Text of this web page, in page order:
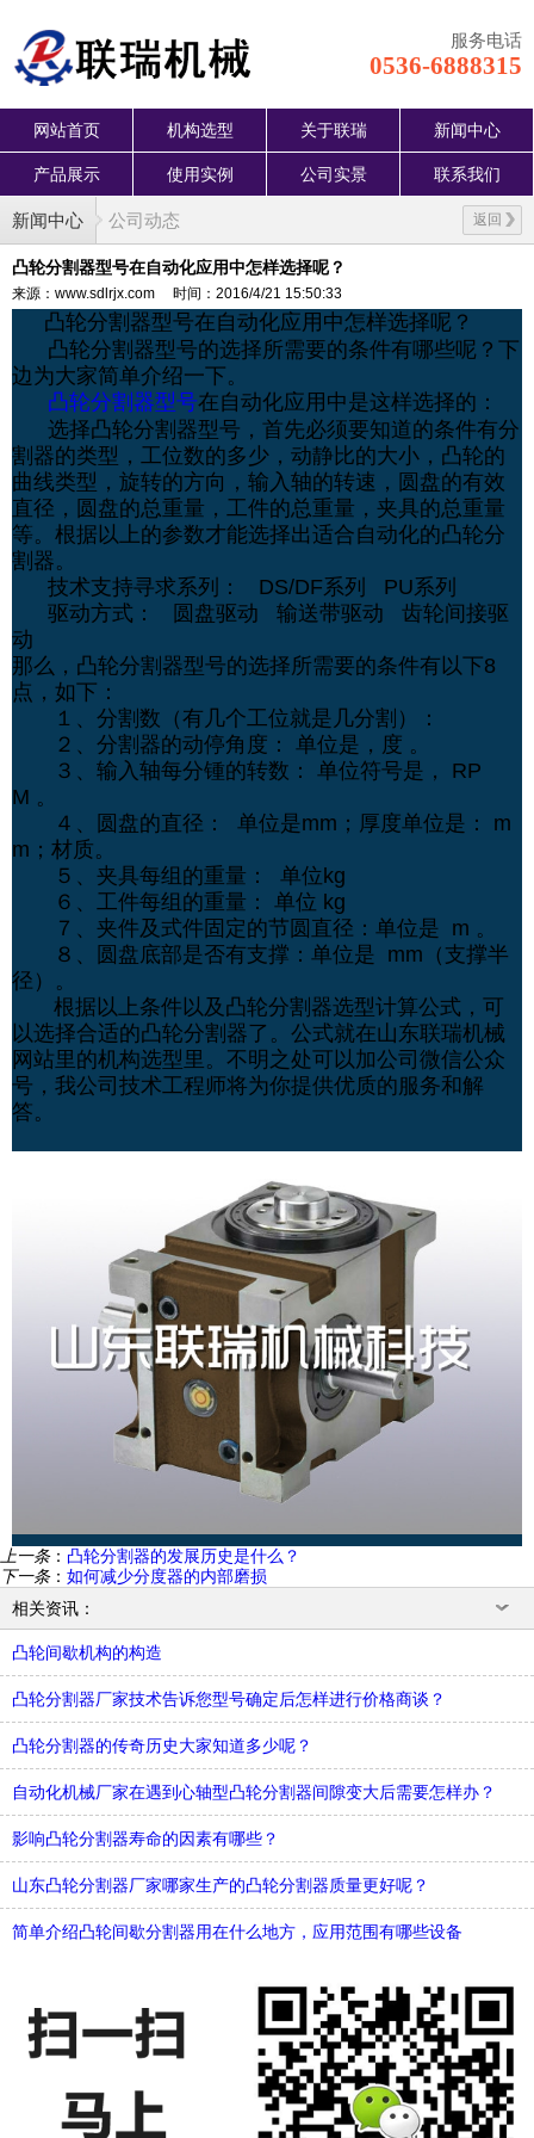
服务电话
0536-6888315
网站首页 机构选型 关于联瑞 新闻中心
产品展示 使用实例 公司实景 联系我们
新闻中心 返回
公司动态
凸轮分割器型号在自动化应用中怎样选择呢？
来源：www.sdlrjx.com 时间：2016/4/21 15:50:33
凸轮分割器型号在自动化应用中怎样选择呢？
凸轮分割器型号的选择所需要的条件有哪些呢？下
边为大家简单介绍一下。
凸轮分割器型号在自动化应用中是这样选择的：
选择凸轮分割器型号，首先必须要知道的条件有分
割器的类型，工位数的多少，动静比的大小，凸轮的
曲线类型，旋转的方向，输入轴的转速，圆盘的有效
直径，圆盘的总重量，工件的总重量，夹具的总重量
等。根据以上的参数才能选择出适合自动化的凸轮分
割器。
技术支持寻求系列： DS/DF系列 PU系列
驱动方式： 圆盘驱动 输送带驱动 齿轮间接驱
动
那么，凸轮分割器型号的选择所需要的条件有以下8
点，如下：
１、分割数（有几个工位就是几分割）：
２、分割器的动停角度： 单位是，度 。
３、输入轴每分锺的转数： 单位符号是， RP
M 。
４、圆盘的直径： 单位是mm；厚度单位是： m
m；材质。
５、夹具每组的重量： 单位kg
６、工件每组的重量： 单位 kg
７、夹件及式件固定的节圆直径：单位是 m 。
８、圆盘底部是否有支撑：单位是 mm（支撑半
径）。
根据以上条件以及凸轮分割器选型计算公式，可
以选择合适的凸轮分割器了。公式就在山东联瑞机械
网站里的机构选型里。不明之处可以加公司微信公众
号，我公司技术工程师将为你提供优质的服务和解
答。
上一条： 凸轮分割器的发展历史是什么？
下一条： 如何减少分度器的内部磨损
相关资讯：
凸轮间歇机构的构造
凸轮分割器厂家技术告诉您型号确定后怎样进行价格商谈？
凸轮分割器的传奇历史大家知道多少呢？
自动化机械厂家在遇到心轴型凸轮分割器间隙变大后需要怎样办？
影响凸轮分割器寿命的因素有哪些？
山东凸轮分割器厂家哪家生产的凸轮分割器质量更好呢？
简单介绍凸轮间歇分割器用在什么地方，应用范围有哪些设备